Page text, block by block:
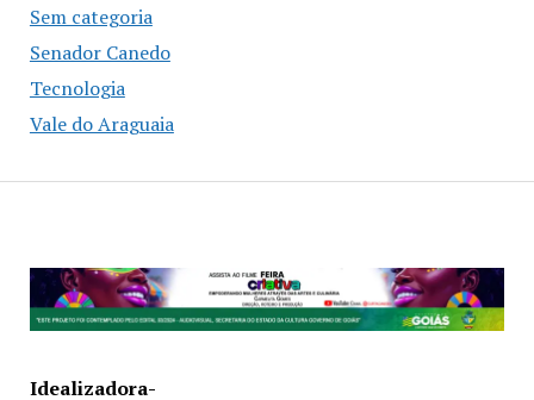
Sem categoria
Senador Canedo
Tecnologia
Vale do Araguaia
Idealizadora-